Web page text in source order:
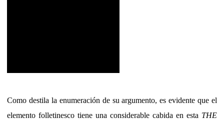
Como destila la enumeración de su argumento, es evidente que el
elemento folletinesco tiene una considerable cabida en esta THE